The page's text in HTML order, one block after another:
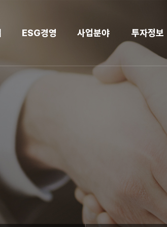
ESG경영 사업분야 투자정보